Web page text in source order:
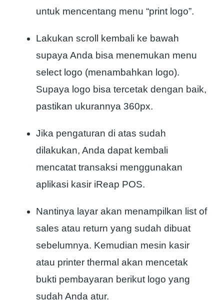
untuk mencentang menu “print logo”.
Lakukan scroll kembali ke bawah
supaya Anda bisa menemukan menu
select logo (menambahkan logo).
Supaya logo bisa tercetak dengan baik,
pastikan ukurannya 360px.
Jika pengaturan di atas sudah
dilakukan, Anda dapat kembali
mencatat transaksi menggunakan
aplikasi kasir iReap POS.
Nantinya layar akan menampilkan list of
sales atau return yang sudah dibuat
sebelumnya. Kemudian mesin kasir
atau printer thermal akan mencetak
bukti pembayaran berikut logo yang
sudah Anda atur.